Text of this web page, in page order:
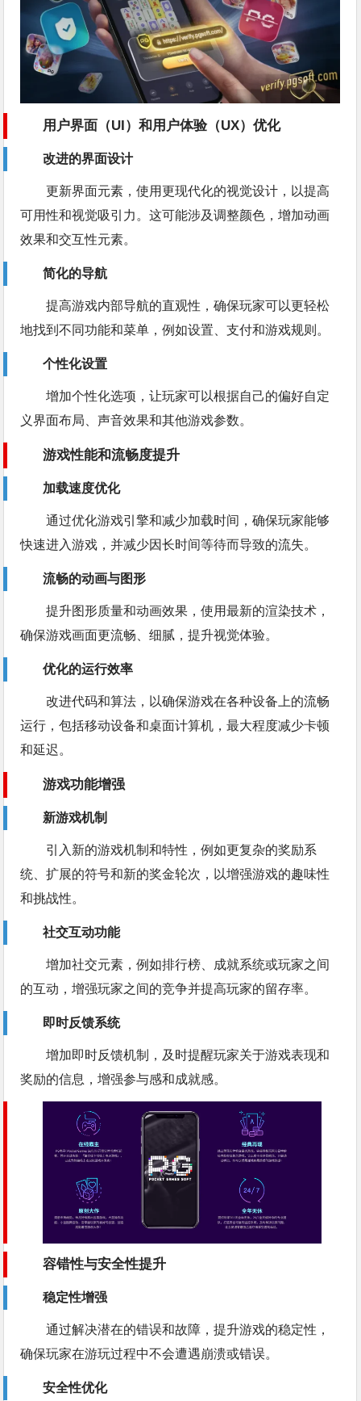
用户界面（UI）和用户体验（UX）优化
改进的界面设计
更新界面元素，使用更现代化的视觉设计，以提高
可用性和视觉吸引力。这可能涉及调整颜色，增加动画
效果和交互性元素。
简化的导航
提高游戏内部导航的直观性，确保玩家可以更轻松
地找到不同功能和菜单，例如设置、支付和游戏规则。
个性化设置
增加个性化选项，让玩家可以根据自己的偏好自定
义界面布局、声音效果和其他游戏参数。
游戏性能和流畅度提升
加载速度优化
通过优化游戏引擎和减少加载时间，确保玩家能够
快速进入游戏，并减少因长时间等待而导致的流失。
流畅的动画与图形
提升图形质量和动画效果，使用最新的渲染技术，
确保游戏画面更流畅、细腻，提升视觉体验。
优化的运行效率
改进代码和算法，以确保游戏在各种设备上的流畅
运行，包括移动设备和桌面计算机，最大程度减少卡顿
和延迟。
游戏功能增强
新游戏机制
引入新的游戏机制和特性，例如更复杂的奖励系
统、扩展的符号和新的奖金轮次，以增强游戏的趣味性
和挑战性。
社交互动功能
增加社交元素，例如排行榜、成就系统或玩家之间
的互动，增强玩家之间的竞争并提高玩家的留存率。
即时反馈系统
增加即时反馈机制，及时提醒玩家关于游戏表现和
奖励的信息，增强参与感和成就感。
容错性与安全性提升
稳定性增强
通过解决潜在的错误和故障，提升游戏的稳定性，
确保玩家在游玩过程中不会遭遇崩溃或错误。
安全性优化